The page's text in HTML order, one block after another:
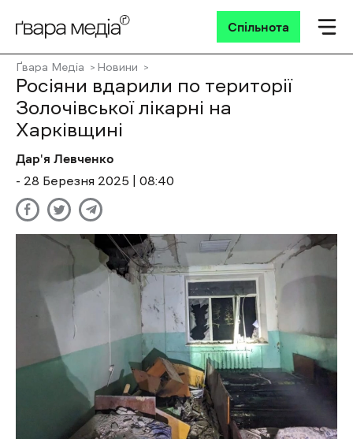
Спільнота
Ґвара Медіа Новини
Росіяни вдарили по території
Золочівської лікарні на
Харківщині
Дар'я Левченко
- 28 Березня 2025 | 08:40